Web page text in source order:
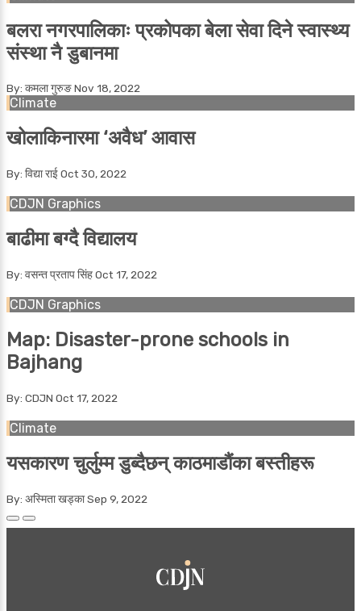
बलरा नगरपालिकाः प्रकोपका बेला सेवा दिने स्वास्थ्य
संस्था नै डुबानमा
By: कमला गुरुङNov 18, 2022
Climate
खोलाकिनारमा ‘अवैध’ आवास
By: विद्या राईOct 30, 2022
CDJN Graphics
बाढीमा बग्दै विद्यालय
By: वसन्त प्रताप सिंहOct 17, 2022
CDJN Graphics
Map: Disaster-prone schools in
Bajhang
By: CDJN Oct 17, 2022
Climate
यसकारण चुर्लुम्म डुब्दैछन् काठमाडौंका बस्तीहरू
By: अस्मिता खड्काSep 9, 2022